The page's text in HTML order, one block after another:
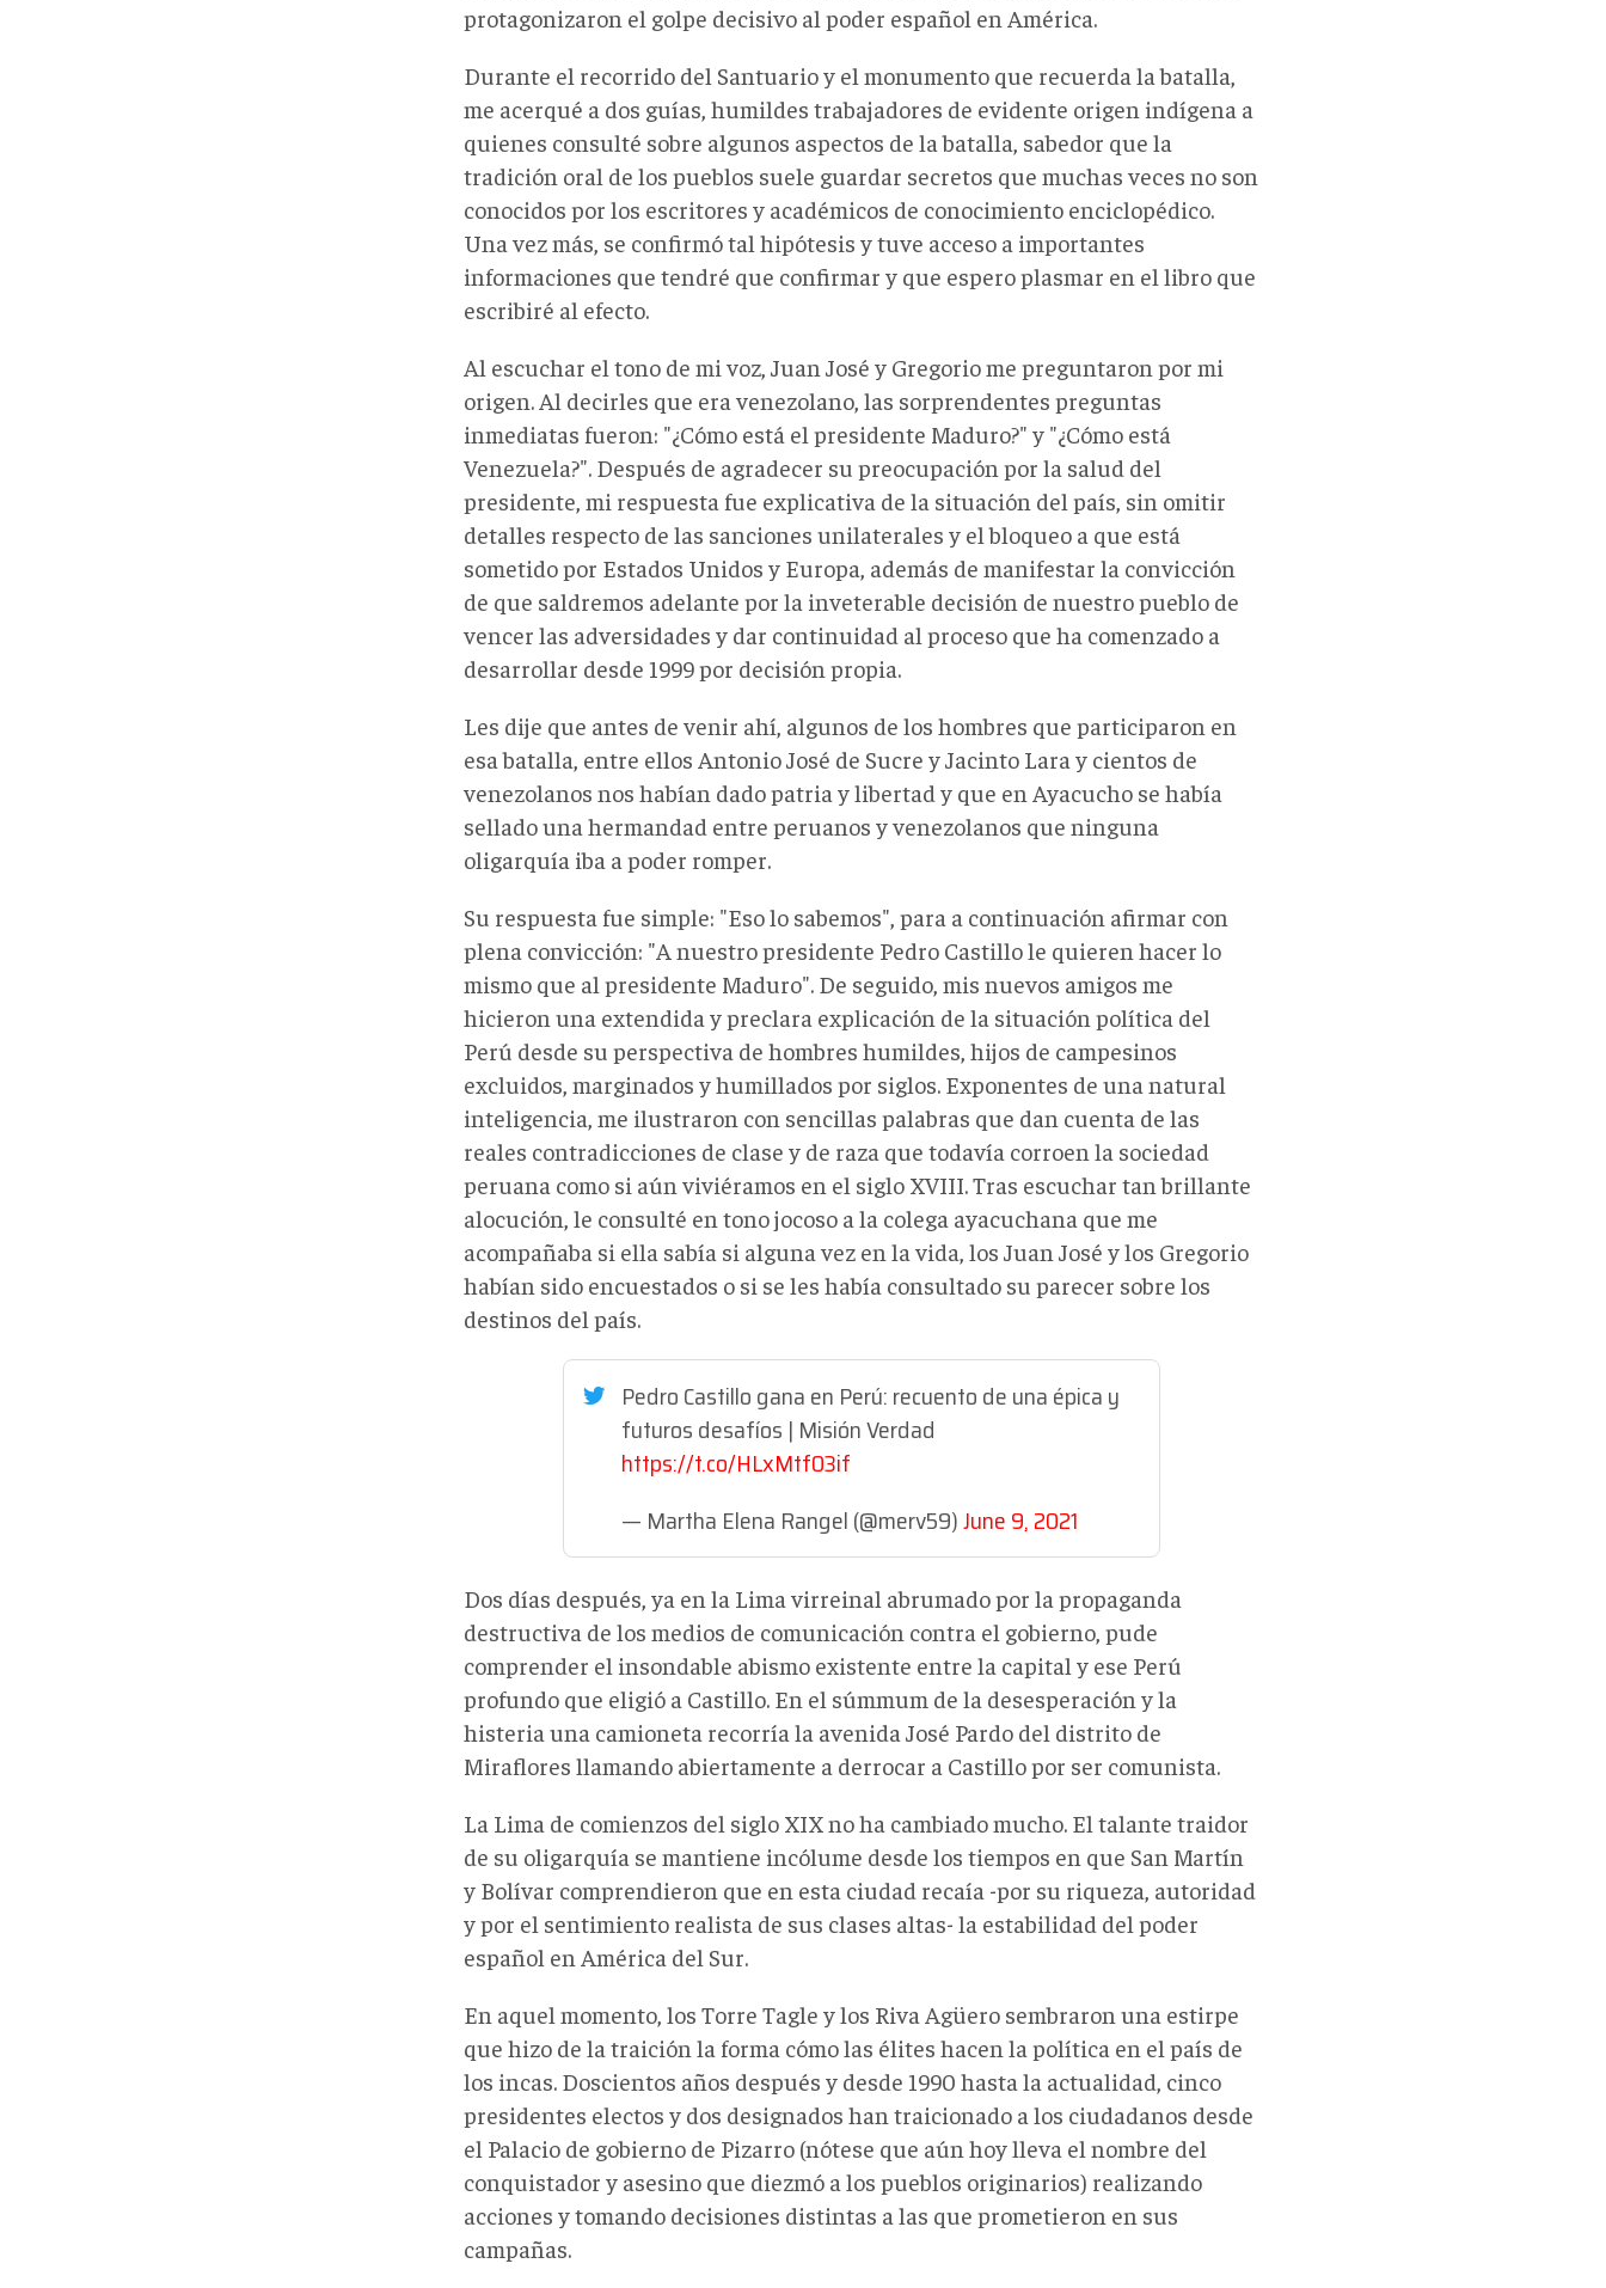
protagonizaron el golpe decisivo al poder español en América.
Durante el recorrido del Santuario y el monumento que recuerda la batalla,
me acerqué a dos guías, humildes trabajadores de evidente origen indígena a
quienes consulté sobre algunos aspectos de la batalla, sabedor que la
tradición oral de los pueblos suele guardar secretos que muchas veces no son
conocidos por los escritores y académicos de conocimiento enciclopédico.
Una vez más, se confirmó tal hipótesis y tuve acceso a importantes
informaciones que tendré que confirmar y que espero plasmar en el libro que
escribiré al efecto.
Al escuchar el tono de mi voz, Juan José y Gregorio me preguntaron por mi
origen. Al decirles que era venezolano, las sorprendentes preguntas
inmediatas fueron: "¿Cómo está el presidente Maduro?" y "¿Cómo está
Venezuela?". Después de agradecer su preocupación por la salud del
presidente, mi respuesta fue explicativa de la situación del país, sin omitir
detalles respecto de las sanciones unilaterales y el bloqueo a que está
sometido por Estados Unidos y Europa, además de manifestar la convicción
de que saldremos adelante por la inveterable decisión de nuestro pueblo de
vencer las adversidades y dar continuidad al proceso que ha comenzado a
desarrollar desde 1999 por decisión propia.
Les dije que antes de venir ahí, algunos de los hombres que participaron en
esa batalla, entre ellos Antonio José de Sucre y Jacinto Lara y cientos de
venezolanos nos habían dado patria y libertad y que en Ayacucho se había
sellado una hermandad entre peruanos y venezolanos que ninguna
oligarquía iba a poder romper.
Su respuesta fue simple: "Eso lo sabemos", para a continuación afirmar con
plena convicción: "A nuestro presidente Pedro Castillo le quieren hacer lo
mismo que al presidente Maduro". De seguido, mis nuevos amigos me
hicieron una extendida y preclara explicación de la situación política del
Perú desde su perspectiva de hombres humildes, hijos de campesinos
excluidos, marginados y humillados por siglos. Exponentes de una natural
inteligencia, me ilustraron con sencillas palabras que dan cuenta de las
reales contradicciones de clase y de raza que todavía corroen la sociedad
peruana como si aún viviéramos en el siglo XVIII. Tras escuchar tan brillante
alocución, le consulté en tono jocoso a la colega ayacuchana que me
acompañaba si ella sabía si alguna vez en la vida, los Juan José y los Gregorio
habían sido encuestados o si se les había consultado su parecer sobre los
destinos del país.
Pedro Castillo gana en Perú: recuento de una épica y
futuros desafíos | Misión Verdad
https://t.co/HLxMtf03if
— Martha Elena Rangel (@merv59)June 9, 2021
Dos días después, ya en la Lima virreinal abrumado por la propaganda
destructiva de los medios de comunicación contra el gobierno, pude
comprender el insondable abismo existente entre la capital y ese Perú
profundo que eligió a Castillo. En el súmmum de la desesperación y la
histeria una camioneta recorría la avenida José Pardo del distrito de
Miraflores llamando abiertamente a derrocar a Castillo por ser comunista.
La Lima de comienzos del siglo XIX no ha cambiado mucho. El talante traidor
de su oligarquía se mantiene incólume desde los tiempos en que San Martín
y Bolívar comprendieron que en esta ciudad recaía -por su riqueza, autoridad
y por el sentimiento realista de sus clases altas- la estabilidad del poder
español en América del Sur.
En aquel momento, los Torre Tagle y los Riva Agüero sembraron una estirpe
que hizo de la traición la forma cómo las élites hacen la política en el país de
los incas. Doscientos años después y desde 1990 hasta la actualidad, cinco
presidentes electos y dos designados han traicionado a los ciudadanos desde
el Palacio de gobierno de Pizarro (nótese que aún hoy lleva el nombre del
conquistador y asesino que diezmó a los pueblos originarios) realizando
acciones y tomando decisiones distintas a las que prometieron en sus
campañas.